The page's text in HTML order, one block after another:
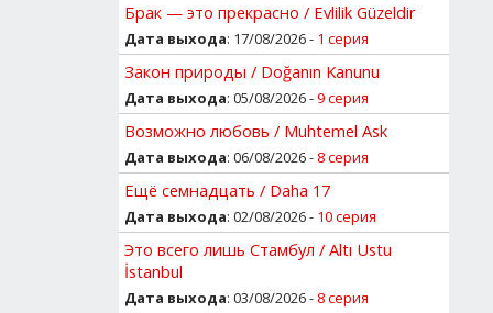
Брак — это прекрасно / Evlilik Güzeldir
Дата выхода: 17/08/2026 - 1 серия
Закон природы / Doğanın Kanunu
Дата выхода: 05/08/2026 -9 серия
Возможно любовь / Muhtemel Ask
Дата выхода: 06/08/2026 - 8 серия
Ещё семнадцать / Daha 17
Дата выхода: 02/08/2026 - 10 серия
Это всего лишь Стамбул / Altı Ustu
İstanbul
Дата выхода: 03/08/2026 - 8 серия